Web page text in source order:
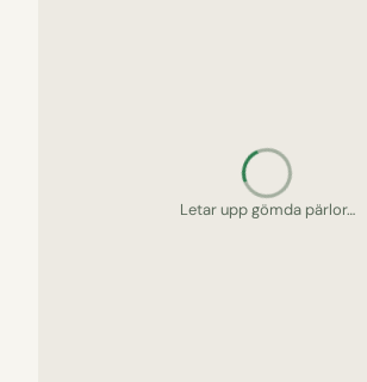
Letar upp gömda pärlor…